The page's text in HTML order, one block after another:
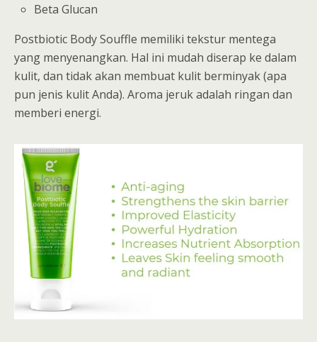
Beta Glucan
Postbiotic Body Souffle memiliki tekstur mentega
yang menyenangkan. Hal ini mudah diserap ke dalam
kulit, dan tidak akan membuat kulit berminyak (apa
pun jenis kulit Anda). Aroma jeruk adalah ringan dan
memberi energi.